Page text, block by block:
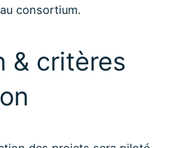
consortium.
& critères